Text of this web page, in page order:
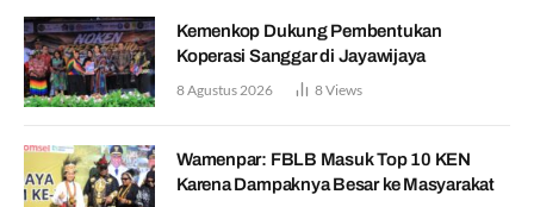
Kemenkop Dukung Pembentukan
Koperasi Sanggar di Jayawijaya
8 Agustus 2026 8Views
Wamenpar: FBLB Masuk Top 10 KEN
Karena Dampaknya Besar ke Masyarakat